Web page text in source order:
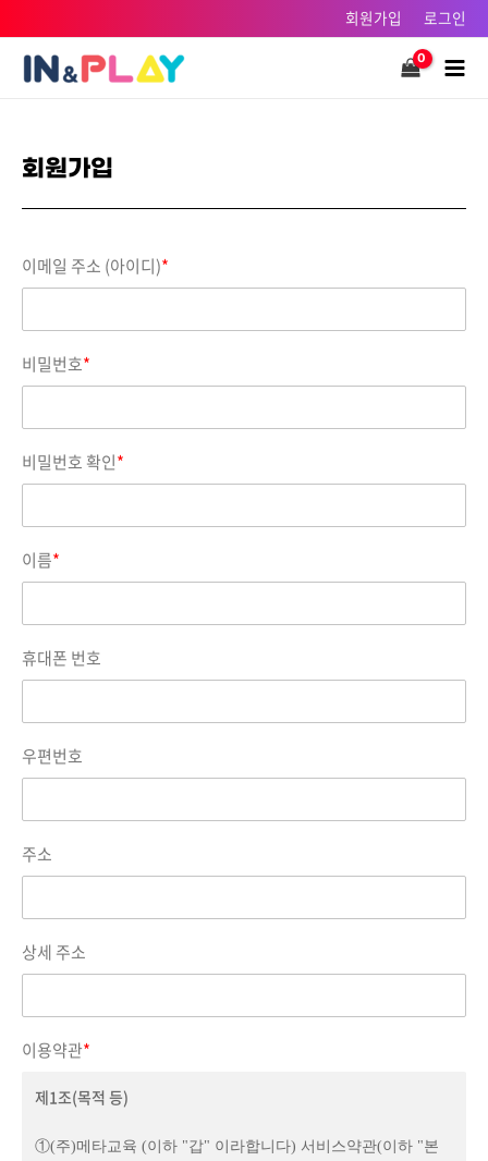
건너뛰기
회원가입 로그인
Main
회원가입
이메일 주소 (아이디)*
비밀번호*
비밀번호 확인*
이름*
휴대폰 번호
우편번호
주소
상세 주소
이용약관*
제1조(목적 등)
①(주)메타교육 (이하 "갑" 이라합니다) 서비스약관(이하 "본